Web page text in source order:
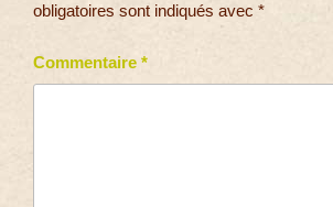
obligatoires sont indiqués avec *
Commentaire *